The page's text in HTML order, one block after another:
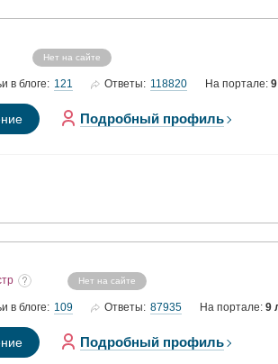
Нет на сайте
в блоге: 121 Ответы: 118820 На портале:
Подробный профиль
Нет на сайте
в блоге: 109 Ответы: 87935 На портале: 9
Подробный профиль